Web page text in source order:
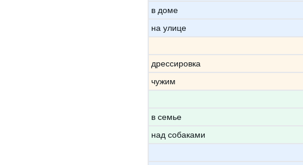
в доме
на улице
дрессировка
чужим
в семье
над собаками